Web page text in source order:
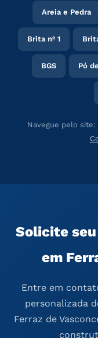
Areia e Pedra
Brita nº 1
BGS Pó
Navegue pelo site:
Solicite
em
Entre em
personalizada
Ferraz de